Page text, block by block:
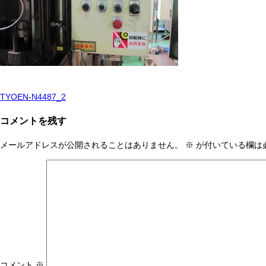
投
稿
ナ
TYOEN-N4487_2
コメントを残す
メールアドレスが公開されることはありません。 ※ が付いている欄は